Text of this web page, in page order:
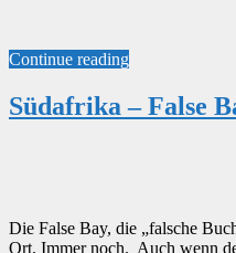
Continue reading
Südafrika – False
Die False Bay, die „falsche
Ort. Immer noch. Auch wenn